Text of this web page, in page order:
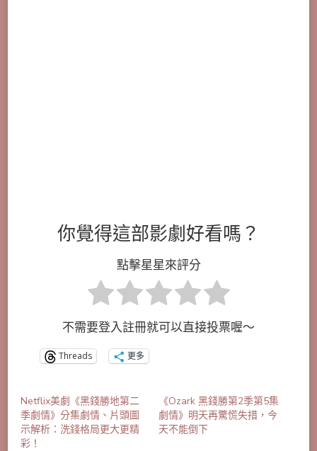
你覺得這部影劇好看嗎？
點擊星星來評分
不需要登入註冊就可以直接投票喔～
Threads 更多
Netflix美劇《黑錢勝地第二
季劇情》分集劇情、片頭圖
示解析：洗錢格局更大更精
彩！
《Ozark 黑錢勝第2季第5集
劇情》明天再驚慌失措，今
天不能倒下